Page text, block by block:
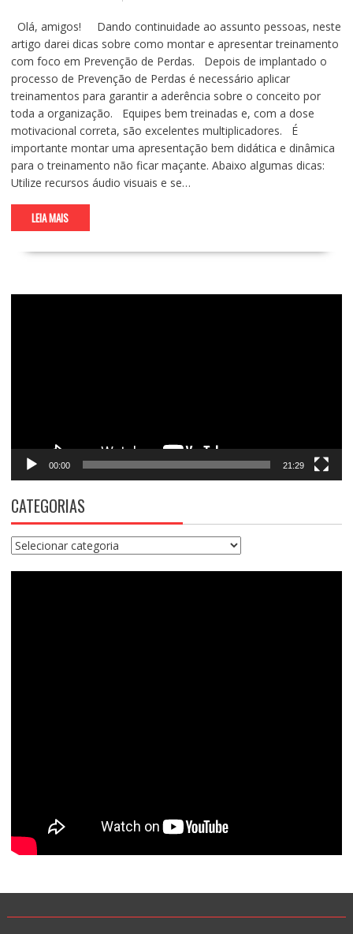
Olá, amigos! Dando continuidade ao assunto pessoas, neste
artigo darei dicas sobre como montar e apresentar treinamento
com foco em Prevenção de Perdas. Depois de implantado o
processo de Prevenção de Perdas é necessário aplicar
treinamentos para garantir a aderência sobre o conceito por
toda a organização. Equipes bem treinadas e, com a dose
motivacional correta, são excelentes multiplicadores. É
importante montar uma apresentação bem didática e dinâmica
para o treinamento não ficar maçante. Abaixo algumas dicas:
Utilize recursos áudio visuais e se…
LEIA MAIS
00:00 21:29
CATEGORIAS
Categorias